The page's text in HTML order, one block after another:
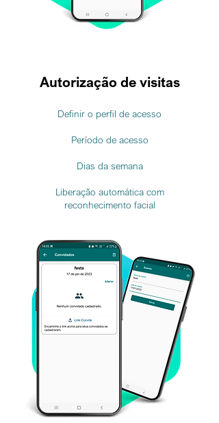
Autorização de visitas
Definir o perfil de acesso
Período de acesso
Dias da semana
Liberação automática com
reconhecimento facial